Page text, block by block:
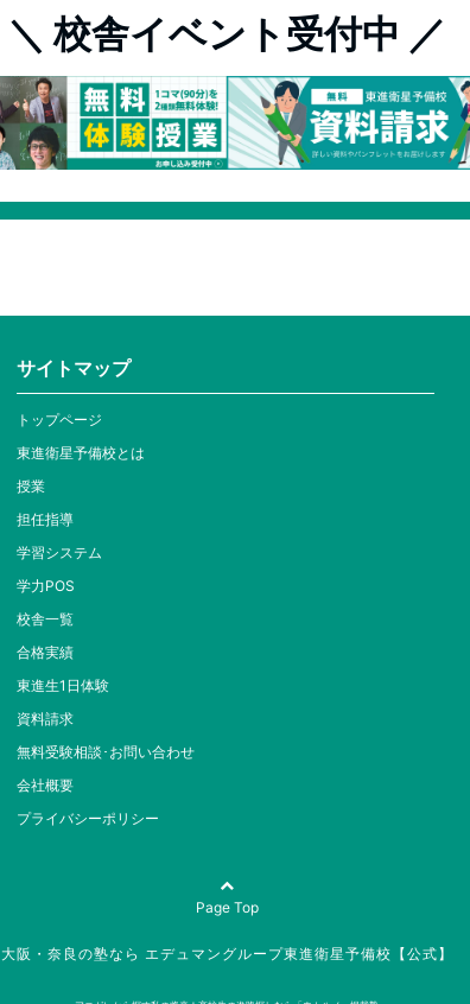
＼ 校舎イベント受付中 ／
サイトマップ
トップページ
東進衛星予備校とは
授業
担任指導
学習システム
学力POS
校舎一覧
合格実績
東進生1日体験
資料請求
無料受験相談･お問い合わせ
会社概要
プライバシーポリシー
Page Top
大阪・奈良の塾なら エデュマングループ東進衛星予備校【公式】